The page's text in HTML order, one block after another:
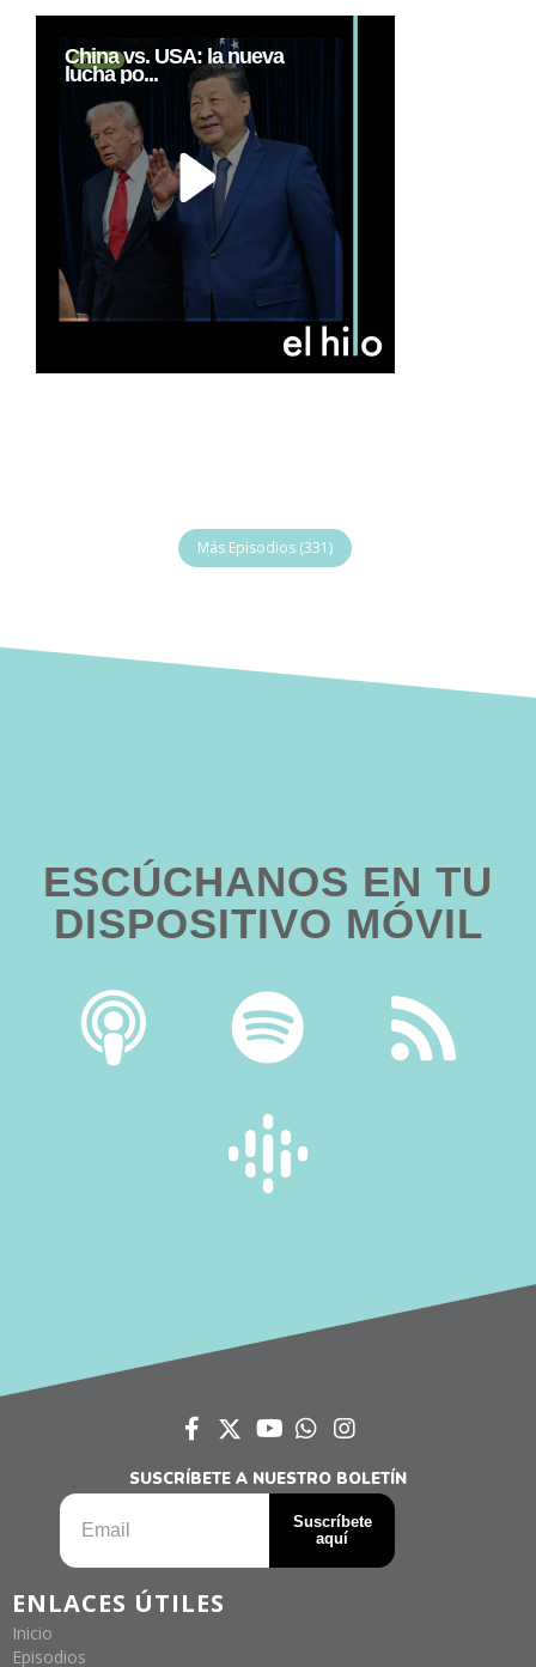
China vs. USA: la nueva
lucha po...
Más Episodios (331)
ESCÚCHANOS EN TU
DISPOSITIVO MÓVIL
SUSCRÍBETE A NUESTRO BOLETÍN
ENLACES ÚTILES
Inicio
Episodios